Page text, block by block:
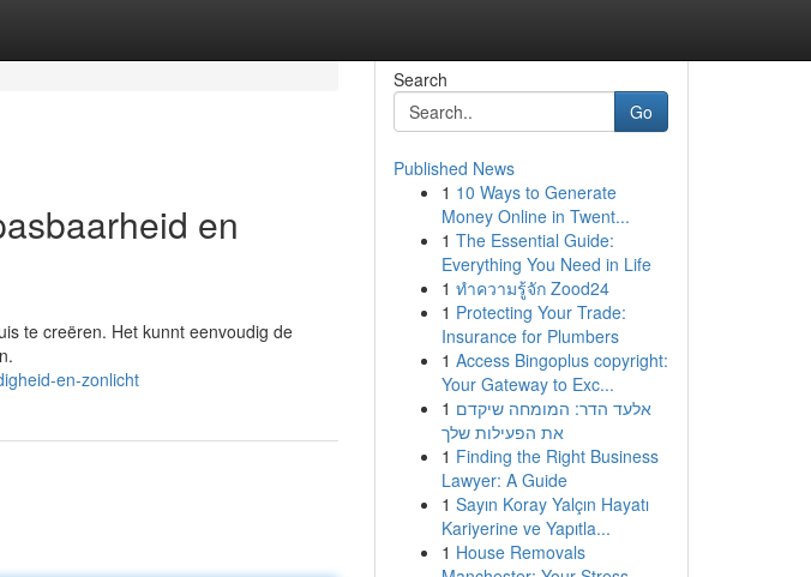
en
te creëren. Het kunnt eenvoudig de
en-zonlicht
Search
Go
Published News
1 10 Ways to Generate
Money Online in Twent...
1 The Essential Guide:
Everything You Need in Life
1 ทำความรู้จัก Zood24
1 Protecting Your Trade:
Insurance for Plumbers
1 Access Bingoplus copyright:
Your Gateway to Exc...
1 אלעד הדר: המומחה שיקדם
את הפעילות שלך
1 Finding the Right Business
Lawyer: A Guide
1 Sayın Koray Yalçın Hayatı
Kariyerine ve Yapıtla...
1 House Removals